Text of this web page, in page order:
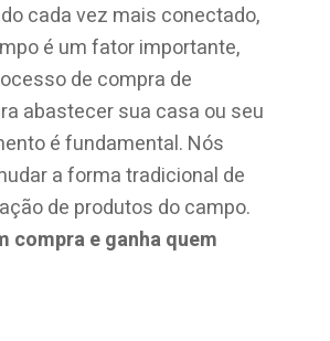
cada vez mais conectado,
é um fator importante,
de compra de
abastecer sua casa ou seu
é fundamental. Nós
a forma tradicional de
de produtos do campo.
compra e ganha quem